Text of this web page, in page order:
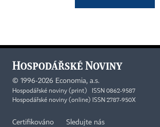
© 1996-2026 Economia, a.s.
Hospodářské noviny (print) ISSN 0862-9587
Hospodářské noviny (online) ISSN 2787-950X
Certifikováno Sledujte nás